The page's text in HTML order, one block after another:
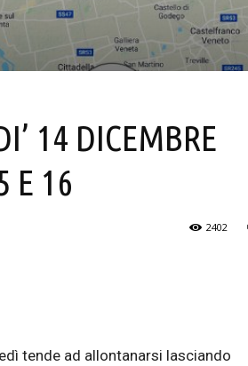
14 DICEMBRE
E 16
2402
tende ad allontanarsi lasciando